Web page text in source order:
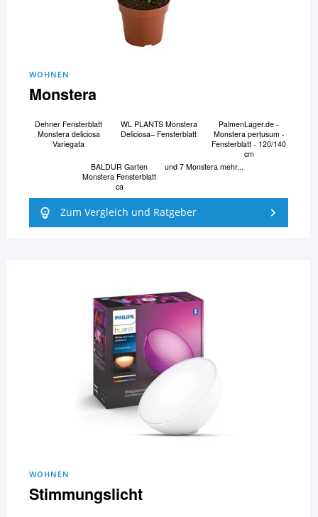
WOHNEN
Monstera
Dehner Fensterblatt
Monstera deliciosa
Variegata
WL PLANTS Monstera
Deliciosa– Fensterblatt
PalmenLager.de -
Monstera pertusum -
Fensterblatt - 120/140
cm
BALDUR Garten
Monstera Fensterblatt
ca
und 7 Monstera mehr...
Zum Vergleich und Ratgeber
WOHNEN
Stimmungslicht